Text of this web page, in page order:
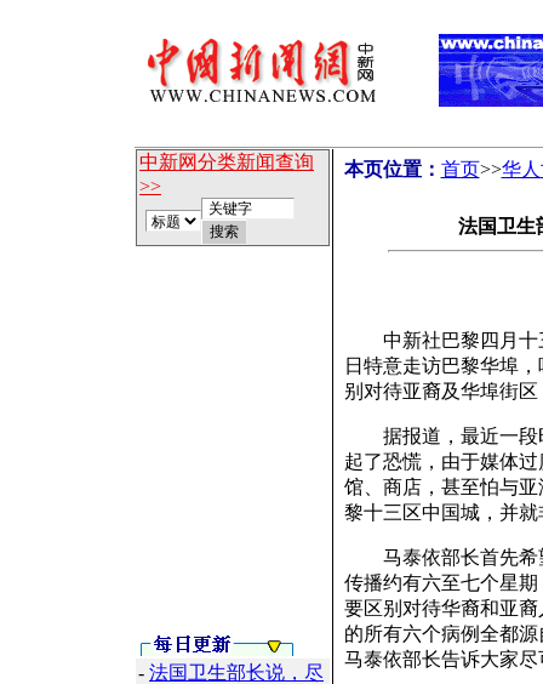
中新网分类新闻查询
>>
- 法国卫生部长说，尽
本页位置： 首页>>华
法国卫生
中新社巴黎四月十
日特意走访巴黎华埠
别对待亚裔及华埠街
据报道，最近一段
起了恐慌，由于媒体
馆、商店，甚至怕与
黎十三区中国城，并
马泰依部长首先希
传播约有六至七个星
要区别对待华裔和亚
的所有六个病例全都
马泰依部长告诉大家